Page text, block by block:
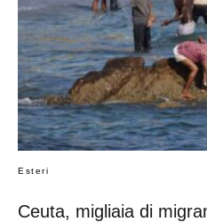
Esteri
Ceuta, migliaia di